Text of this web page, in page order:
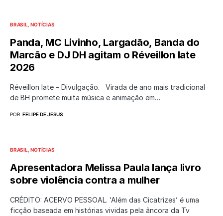
BRASIL NOTÍCIAS
Panda, MC Livinho, Largadão, Banda do
Marcão e DJ DH agitam o Réveillon Iate
2026
Réveillon Iate – Divulgação. Virada de ano mais tradicional
de BH promete muita música e animação em…
POR FELIPE DE JESUS
BRASIL NOTÍCIAS
Apresentadora Melissa Paula lança livro
sobre violência contra a mulher
CRÉDITO: ACERVO PESSOAL. ‘Além das Cicatrizes’ é uma
ficção baseada em histórias vividas pela âncora da Tv